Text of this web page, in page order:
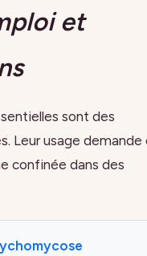
et
sont des
Leur usage demande
confinée dans des